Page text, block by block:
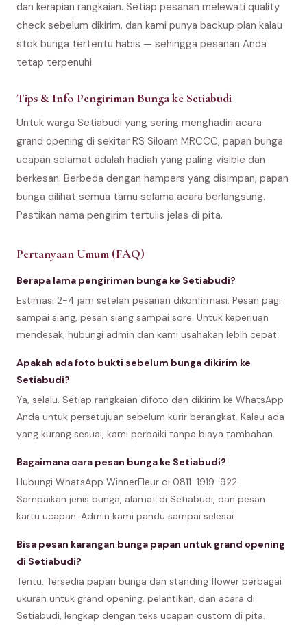
dan kerapian rangkaian. Setiap pesanan melewati quality
check sebelum dikirim, dan kami punya backup plan kalau
stok bunga tertentu habis — sehingga pesanan Anda
tetap terpenuhi.
Tips & Info Pengiriman Bunga ke Setiabudi
Untuk warga Setiabudi yang sering menghadiri acara
grand opening di sekitar RS Siloam MRCCC, papan bunga
ucapan selamat adalah hadiah yang paling visible dan
berkesan. Berbeda dengan hampers yang disimpan, papan
bunga dilihat semua tamu selama acara berlangsung.
Pastikan nama pengirim tertulis jelas di pita.
Pertanyaan Umum (FAQ)
Berapa lama pengiriman bunga ke Setiabudi?
Estimasi 2-4 jam setelah pesanan dikonfirmasi. Pesan pagi
sampai siang, pesan siang sampai sore. Untuk keperluan
mendesak, hubungi admin dan kami usahakan lebih cepat.
Apakah ada foto bukti sebelum bunga dikirim ke
Setiabudi?
Ya, selalu. Setiap rangkaian difoto dan dikirim ke WhatsApp
Anda untuk persetujuan sebelum kurir berangkat. Kalau ada
yang kurang sesuai, kami perbaiki tanpa biaya tambahan.
Bagaimana cara pesan bunga ke Setiabudi?
Hubungi WhatsApp WinnerFleur di 0811-1919-922.
Sampaikan jenis bunga, alamat di Setiabudi, dan pesan
kartu ucapan. Admin kami pandu sampai selesai.
Bisa pesan karangan bunga papan untuk grand opening
di Setiabudi?
Tentu. Tersedia papan bunga dan standing flower berbagai
ukuran untuk grand opening, pelantikan, dan acara di
Setiabudi, lengkap dengan teks ucapan custom di pita.